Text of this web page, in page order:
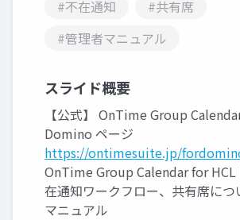
#不在通知
#共有席
#管理者マニュアル
スライド概要
【公式】 OnTime Group
Domino ページ
https://ontimesuite.jp/
OnTime Group Calendar for
在通知ワークフロー、共有席につ
マニュアル